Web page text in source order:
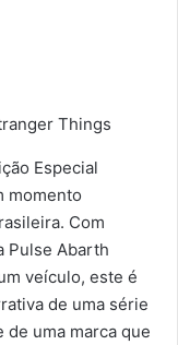
Especial
momento
Com
Pulse Abarth
veículo, este é
de uma série
uma marca que